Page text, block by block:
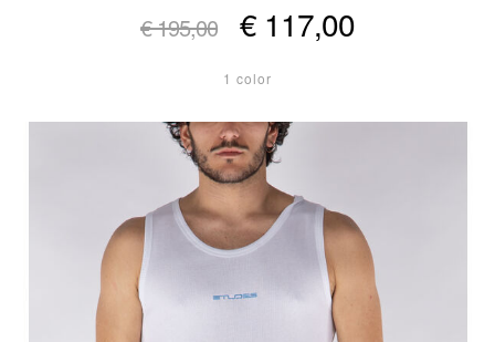
€ 195,00 € 117,00
1 color